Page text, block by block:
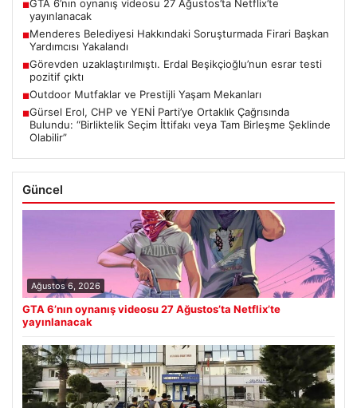
■GTA 6’nın oynanış videosu 27 Ağustos’ta Netflix’te
yayınlanacak
■Menderes Belediyesi Hakkındaki Soruşturmada Firari Başkan
Yardımcısı Yakalandı
■Görevden uzaklaştırılmıştı. Erdal Beşikçioğlu’nun esrar testi
pozitif çıktı
■Outdoor Mutfaklar ve Prestijli Yaşam Mekanları
■Gürsel Erol, CHP ve YENİ Parti’ye Ortaklık Çağrısında
Bulundu: “Birliktelik Seçim İttifakı veya Tam Birleşme Şeklinde
Olabilir”
Güncel
Ağustos 6, 2026
GTA 6’nın oynanış videosu 27 Ağustos’ta Netflix’te
yayınlanacak